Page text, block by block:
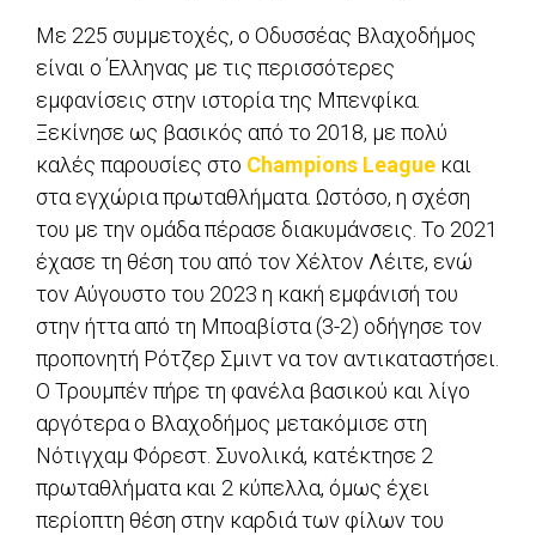
Με 225 συμμετοχές, ο Οδυσσέας Βλαχοδήμος
είναι ο Έλληνας με τις περισσότερες
εμφανίσεις στην ιστορία της Μπενφίκα.
Ξεκίνησε ως βασικός από το 2018, με πολύ
καλές παρουσίες στο Champions League και
στα εγχώρια πρωταθλήματα. Ωστόσο, η σχέση
του με την ομάδα πέρασε διακυμάνσεις. Το 2021
έχασε τη θέση του από τον Χέλτον Λέιτε, ενώ
τον Αύγουστο του 2023 η κακή εμφάνισή του
στην ήττα από τη Μποαβίστα (3-2) οδήγησε τον
προπονητή Ρότζερ Σμιντ να τον αντικαταστήσει.
Ο Τρουμπέν πήρε τη φανέλα βασικού και λίγο
αργότερα ο Βλαχοδήμος μετακόμισε στη
Νότιγχαμ Φόρεστ. Συνολικά, κατέκτησε 2
πρωταθλήματα και 2 κύπελλα, όμως έχει
περίοπτη θέση στην καρδιά των φίλων του